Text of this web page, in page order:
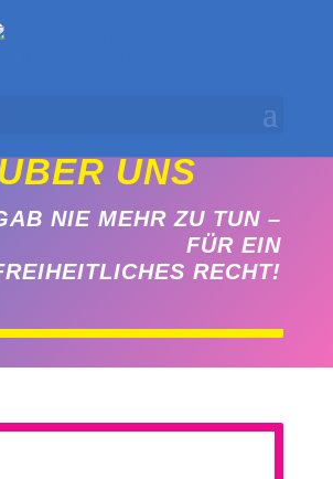
LIBERALER JURISTEN
UNS
NIE MEHR ZU TUN –
FÜR EIN
RECHT!